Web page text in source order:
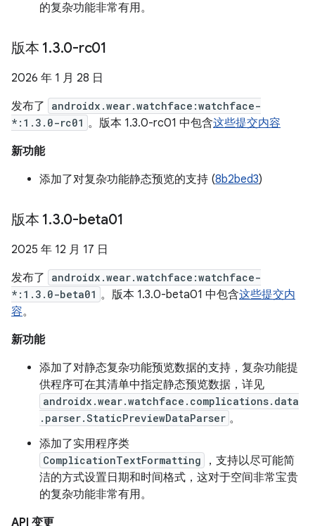
的复杂功能非常有用。
版本 1.3.0-rc01
2026 年 1 月 28 日
发布了
androidx.wear.watchface:watchface-
*:1.3.0-rc01 。版本 1.3.0-rc01 中包含这些提交内容
新功能
添加了对复杂功能静态预览的支持 (8b2bed3)
版本 1.3.0-beta01
2025 年 12 月 17 日
发布了
androidx.wear.watchface:watchface-
*:1.3.0-beta01 。版本 1.3.0-beta01 中包含这些提交内
容。
新功能
添加了对静态复杂功能预览数据的支持，复杂功能提
供程序可在其清单中指定静态预览数据，详见
androidx.wear.watchface.complications.data
.parser.StaticPreviewDataParser 。
添加了实用程序类
ComplicationTextFormatting
，支持以尽可能简
洁的方式设置日期和时间格式，这对于空间非常宝贵
的复杂功能非常有用。
API 变更